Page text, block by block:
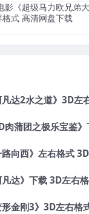
影《超级马力欧兄弟
格式 高清网盘下载
向西》左右格式
达》下载 3D左右